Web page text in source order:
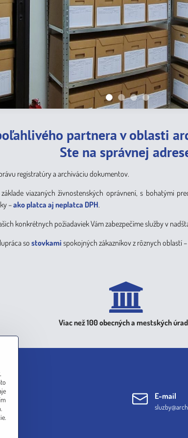
partnera v oblasti
Ste na správnej
registratúry a archiváciu dokumentov.
viazaných živnostenských oprávnení, s bohatými
–ako platca aj neplatca DPH.
konkrétnych požiadaviek Vám zabezpečíme služby v
so stovkami spokojných zákazníkov z rôznych oblastí
Viac než 100 obecných a mestských
E-mail